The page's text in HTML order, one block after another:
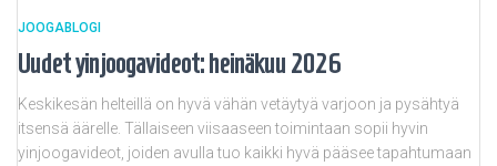
JOOGABLOGI
Uudet yinjoogavideot: heinäkuu 2026
Keskikesän helteillä on hyvä vähän vetäytyä varjoon ja pysähtyä
itsensä äärelle. Tällaiseen viisaaseen toimintaan sopii hyvin
yinjoogavideot, joiden avulla tuo kaikki hyvä pääsee tapahtumaan